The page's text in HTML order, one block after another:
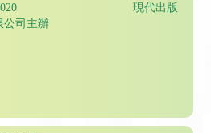
2019-2020 現代出版
公司主辦